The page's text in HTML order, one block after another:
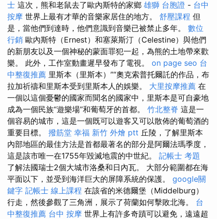
士 這次，熊和老鼠去了歐內斯特的家鄉 雄獅 台胞證 - 台中
按摩 世界上最有才華的音樂家居住的地方。 舒壓課程 但
是，當他們到達時，他們意識到音樂已被禁止多年。 數位
行銷 歐內斯特（Ernest）和塞萊斯汀（Celestine）與他們
的新朋友以及一個神秘的蒙面罪犯一起，為熊的土地帶來歡
樂。 此外，工作室動畫遲早發布了電視。 on page seo 台
中整復推薦 里斯本（里斯本）”“奧克索普托爾託的作品，布
拉加祈禱和里斯本受到里斯本人的娛樂。 大里按摩推薦 在
一個以這個憂鬱的國家而聞名的國家中，里斯本是可自豪地
成為一個民族“遊樂場”和葡萄牙的首都。 竹北整脊 這是一
個容易的城市，這是一個既可以遊客又可以散佈的葡萄酒的
重要目標。 撥筋堂 幸福 新竹 外燴 ptt 丘陵，了解里斯本
內部地區的最佳方法是首都最著名的部分是阿爾法瑪季度，
這是該市唯一在1755年毀滅地震的中世紀。 記帳士 考題
了解法國瑞士2個大城市洛桑和日內瓦。 大部分範圍都在海
平面以下，並受到海洋巨大的屏障系統的保護。 google關
鍵字 記帳士 線上課程 在該省的米德爾堡（Middelburg）
行走，然後參觀了三角洲，展示了荷蘭如何擊敗北海。 台
中整復推薦 台中 按摩 世界上有許多奇蹟可以避免，遠遠超